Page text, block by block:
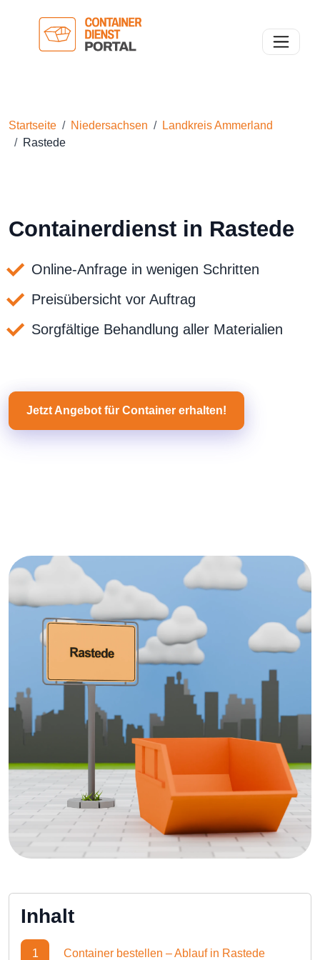
Toggle
Startseite Niedersachsen
Landkreis Ammerland
Rastede
Containerdienst in Rastede
Online-Anfrage in wenigen Schritten
Preisübersicht vor Auftrag
Sorgfältige Behandlung aller Materialien
Jetzt Angebot für Container erhalten!
Inhalt
1 Container bestellen – Ablauf in Rastede